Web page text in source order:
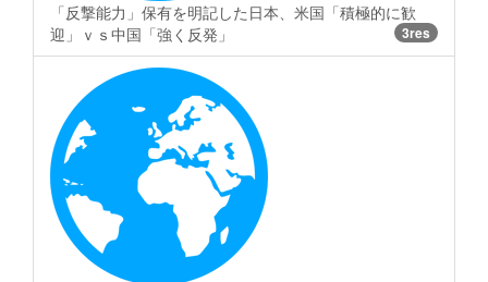
「反撃能力」保有を明記した日本、米国「積極的に歓
迎」ｖｓ中国「強く反発」
3res